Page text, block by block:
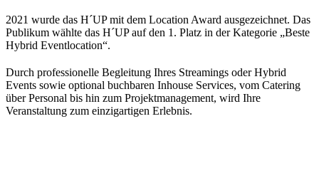
2021 wurde das H´UP mit dem Location Award ausgezeichnet. Das
Publikum wählte das H´UP auf den 1. Platz in der Kategorie „Beste
Hybrid Eventlocation“.
Durch professionelle Begleitung Ihres Streamings oder Hybrid
Events sowie optional buchbaren Inhouse Services, vom Catering
über Personal bis hin zum Projektmanagement, wird Ihre
Veranstaltung zum einzigartigen Erlebnis.